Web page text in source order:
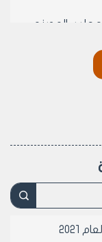
مجلس المدينه
مدينة